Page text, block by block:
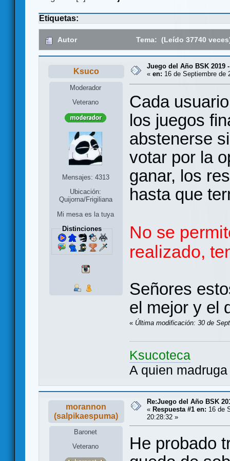
Etiquetas:
Autor Tema: (Leído 37740
Ksuco
Moderador
Veterano
Mensajes: 4313
Ubicación:
Quijorna/Frigiliana
Mi mesa es la tuya
Distinciones
Juego del Año BSK 2019
« en: 16 de Septiembre de
Cada
los juegos
abstenerse
votar por la
ganar, los
hasta que
No se
realizado,
Señores
el mejor y el
« Última modificación: 30 de
Ksucoteca
A quien
morannon
(salpikaespuma)
Baronet
Veterano
Re:Juego del Año BSK
« Respuesta #1 en: 16 de
20:28:32 »
He probado